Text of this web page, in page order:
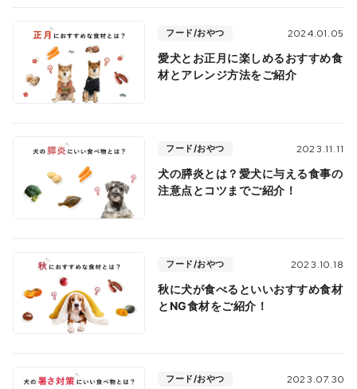
フード/おやつ 2024.01.05
愛犬とお正月に楽しめるおすすめ食
材とアレンジ方法をご紹介
フード/おやつ 2023.11.11
犬の膵炎とは？愛犬に与える食事の
注意点とコツまでご紹介！
フード/おやつ 2023.10.18
秋に犬が食べるといいおすすめ食材
とNG食材をご紹介！
フード/おやつ 2023.07.30